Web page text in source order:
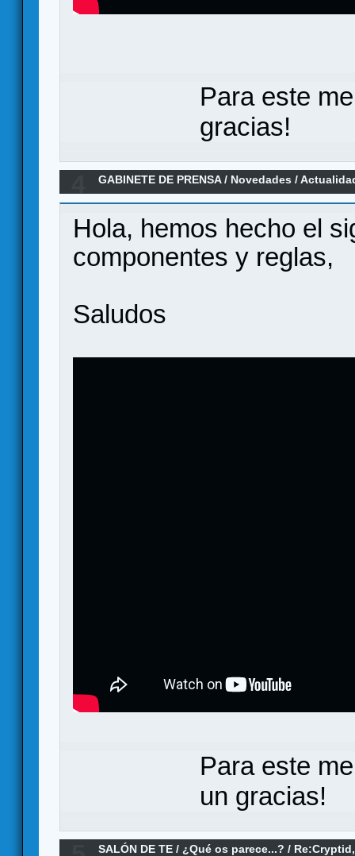
Para este
gracias!
GABINETE DE PRENSA/ Novedades /
Hola, hemos hecho el
componentes y reglas,
Saludos
Para este
un gracias!
SALÓN DE TE / ¿Qué os parece...? /